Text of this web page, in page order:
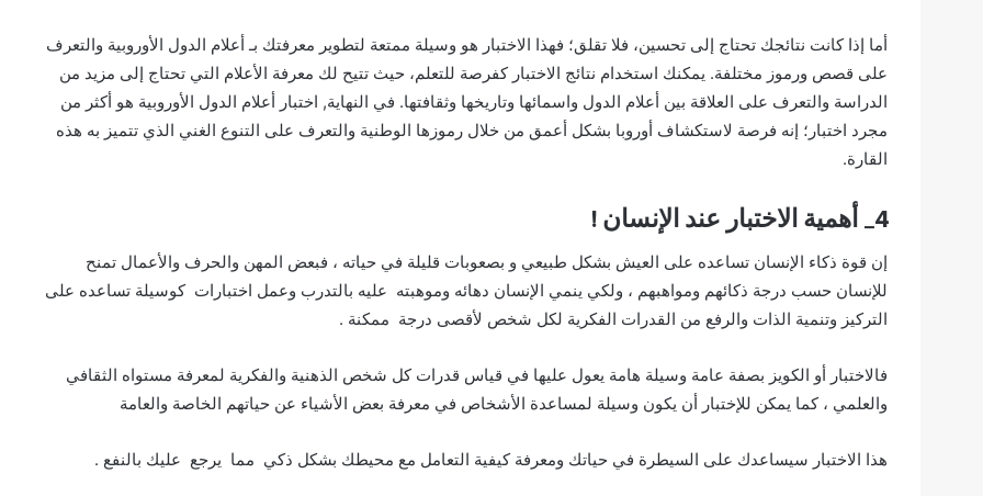
أما إذا كانت نتائجك تحتاج إلى تحسين، فلا تقلق؛ فهذا الاختبار هو وسيلة ممتعة لتطوير معرفتك بـ أعلام الدول الأوروبية والتعرف
على قصص ورموز مختلفة. يمكنك استخدام نتائج الاختبار كفرصة للتعلم، حيث تتيح لك معرفة الأعلام التي تحتاج إلى مزيد من
الدراسة والتعرف على العلاقة بين أعلام الدول واسمائها وتاريخها وثقافتها. في النهاية, اختبار أعلام الدول الأوروبية هو أكثر من
مجرد اختبار؛ إنه فرصة لاستكشاف أوروبا بشكل أعمق من خلال رموزها الوطنية والتعرف على التنوع الغني الذي تتميز به هذه
القارة.
4_ أهمية الاختبار عند الإنسان !
إن قوة ذكاء الإنسان تساعده على العيش بشكل طبيعي و بصعوبات قليلة في حياته ، فبعض المهن والحرف والأعمال تمنح
للإنسان حسب درجة ذكائهم ومواهبهم ، ولكي ينمي الإنسان دهائه وموهبته عليه بالتدرب وعمل اختبارات كوسيلة تساعده على
التركيز وتنمية الذات والرفع من القدرات الفكرية لكل شخص لأقصى درجة ممكنة .
فالاختبار أو الكويز بصفة عامة وسيلة هامة يعول عليها في قياس قدرات كل شخص الذهنية والفكرية لمعرفة مستواه الثقافي
والعلمي ، كما يمكن للإختبار أن يكون وسيلة لمساعدة الأشخاص في معرفة بعض الأشياء عن حياتهم الخاصة والعامة
هذا الاختبار سيساعدك على السيطرة في حياتك ومعرفة كيفية التعامل مع محيطك بشكل ذكي مما يرجع عليك بالنفع .
للبنات،
يمكن
وصف
شخصيتك
شخصيتك ؟
؟
اختبار هل يحبك حبيبك ؟